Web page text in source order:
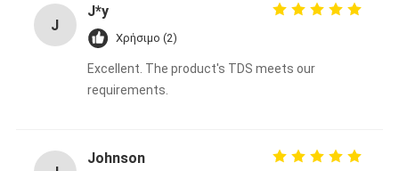
J
J*y
Χρήσιμο (2)
Excellent. The product's TDS meets our
requirements.
Johnson